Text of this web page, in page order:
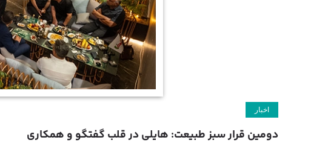
اخبار
دومین قرار سبز طبیعت: هایلی در قلب گفتگو و همکاری